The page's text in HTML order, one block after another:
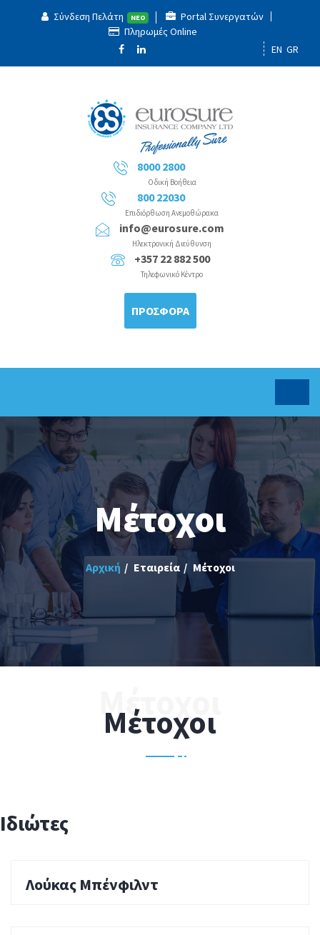
Σύνδεση Πελάτη ΝΕΟ
Portal Συνεργατών
Πληρωμές Online
EN GR
8000 2800
Οδική Βοήθεια
800 22030
Επιδιόρθωση Ανεμοθώρακα
info@eurosure.com
Ηλεκτρονική Διεύθυνση
+357 22 882 500
Τηλεφωνικό Κέντρο
ΠΡΟΣΦΟΡΑ
Μέτοχοι
Αρχική Εταιρεία Μέτοχοι
Μέτοχοι
Ιδιώτες
Λούκας Μπένφιλντ